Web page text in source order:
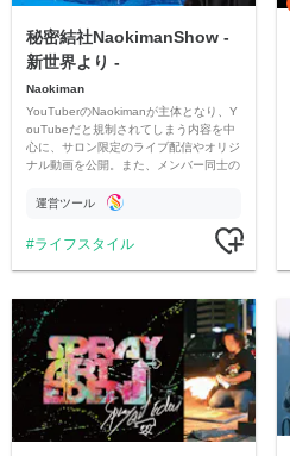
秘密結社NaokimanShow -
新世界より -
Naokiman
YouTuberのNaokimanが主体となり、Y
ouTubeだと規制されてしまう内容を中
心に、サロン限定のライブ配信やオリジ
ナル動画を公開。また、メンバー同士の
ただいています。
運営ツール
ライフスタイル